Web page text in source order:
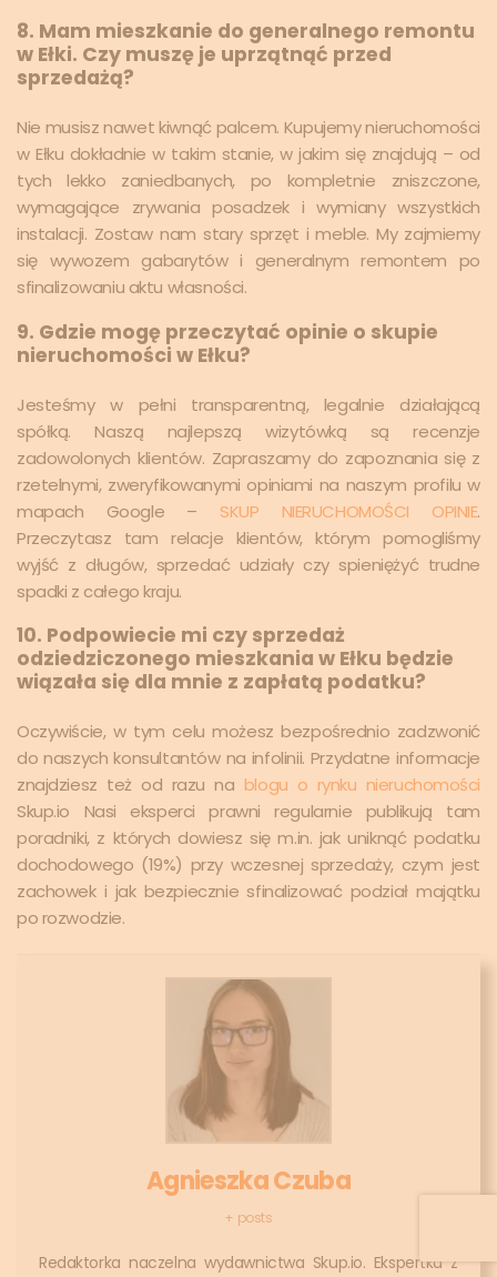
8. Mam mieszkanie do generalnego remontu
w Ełki. Czy muszę je uprzątnąć przed
sprzedażą?
Nie musisz nawet kiwnąć palcem. Kupujemy nieruchomości
w Ełku dokładnie w takim stanie, w jakim się znajdują – od
tych lekko zaniedbanych, po kompletnie zniszczone,
wymagające zrywania posadzek i wymiany wszystkich
instalacji. Zostaw nam stary sprzęt i meble. My zajmiemy
się wywozem gabarytów i generalnym remontem po
sfinalizowaniu aktu własności.
9. Gdzie mogę przeczytać opinie o skupie
nieruchomości w Ełku?
Jesteśmy w pełni transparentną, legalnie działającą
spółką. Naszą najlepszą wizytówką są recenzje
zadowolonych klientów. Zapraszamy do zapoznania się z
rzetelnymi, zweryfikowanymi opiniami na naszym profilu w
mapach Google – SKUP NIERUCHOMOŚCI OPINIE.
Przeczytasz tam relacje klientów, którym pomogliśmy
wyjść z długów, sprzedać udziały czy spieniężyć trudne
spadki z całego kraju.
10. Podpowiecie mi czy sprzedaż
odziedziczonego mieszkania w Ełku będzie
wiązała się dla mnie z zapłatą podatku?
Oczywiście, w tym celu możesz bezpośrednio zadzwonić
do naszych konsultantów na infolinii. Przydatne informacje
znajdziesz też od razu na blogu o rynku nieruchomości
Skup.io Nasi eksperci prawni regularnie publikują tam
poradniki, z których dowiesz się m.in. jak uniknąć podatku
dochodowego (19%) przy wczesnej sprzedaży, czym jest
zachowek i jak bezpiecznie sfinalizować podział majątku
po rozwodzie.
Agnieszka Czuba
+ posts
Redaktorka naczelna wydawnictwa Skup.io. Ekspertka z